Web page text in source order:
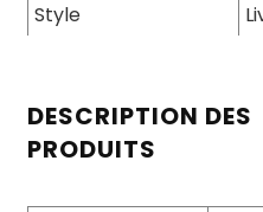
Style
DESCRIPTION DES
PRODUITS